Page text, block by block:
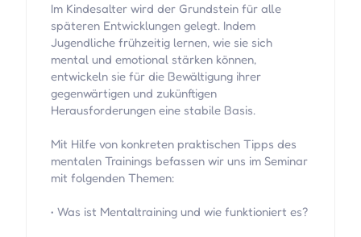
Im Kindesalter wird der Grundstein für alle
späteren Entwicklungen gelegt. Indem
Jugendliche frühzeitig lernen, wie sie sich
mental und emotional stärken können,
entwickeln sie für die Bewältigung ihrer
gegenwärtigen und zukünftigen
Herausforderungen eine stabile Basis.
Mit Hilfe von konkreten praktischen Tipps des
mentalen Trainings befassen wir uns im Seminar
mit folgenden Themen:
• Was ist Mentaltraining und wie funktioniert es?